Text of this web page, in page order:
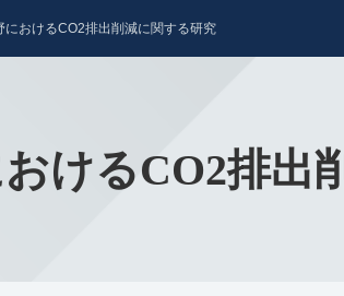
におけるCO2排出削減に関する研究
けるCO2排出